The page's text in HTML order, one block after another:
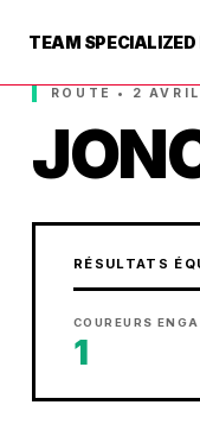
TEAM SPECIALIZED
ROUTE • 2
RÉSULTATS
COUREURS
1